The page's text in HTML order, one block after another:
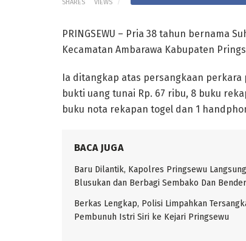
SHARES VIEWS
PRINGSEWU – Pria 38 tahun bernama
Kecamatan Ambarawa Kabupaten
Ia ditangkap atas persangkaan
bukti uang tunai Rp. 67 ribu, 8 buku
buku nota rekapan togel dan 1
BACA JUGA
Baru Dilantik, Kapolres Pringsewu Langsung
Blusukan dan Berbagi Sembako Dan
Berkas Lengkap, Polisi Limpahkan
Pembunuh Istri Siri ke Kejari Pringsewu